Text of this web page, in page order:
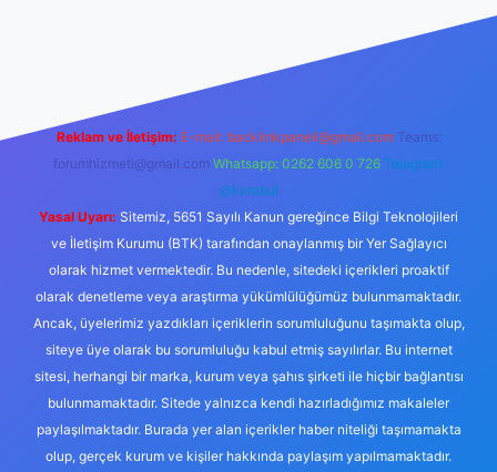
hiltonbet yeni giriş
Reklam ve İletişim: E-mail: backlinkpaneli@gmail.com Teams:
forumhizmeti@gmail.com Whatsapp: 0262 606 0 726 Telegram:
@karabul
Yasal Uyarı: Sitemiz, 5651 Sayılı Kanun gereğince Bilgi Teknolojileri
ve İletişim Kurumu (BTK) tarafından onaylanmış bir Yer Sağlayıcı
olarak hizmet vermektedir. Bu nedenle, sitedeki içerikleri proaktif
olarak denetleme veya araştırma yükümlülüğümüz bulunmamaktadır.
Ancak, üyelerimiz yazdıkları içeriklerin sorumluluğunu taşımakta olup,
siteye üye olarak bu sorumluluğu kabul etmiş sayılırlar. Bu internet
sitesi, herhangi bir marka, kurum veya şahıs şirketi ile hiçbir bağlantısı
bulunmamaktadır. Sitede yalnızca kendi hazırladığımız makaleler
paylaşılmaktadır. Burada yer alan içerikler haber niteliği taşımamakta
olup, gerçek kurum ve kişiler hakkında paylaşım yapılmamaktadır.